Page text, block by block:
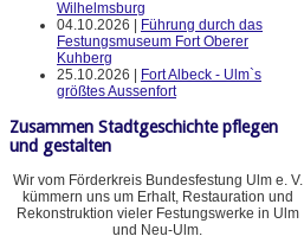
Wilhelmsburg
04.10.2026 |
Führung durch das
Festungsmuseum Fort Oberer
Kuhberg
25.10.2026 |
Fort Albeck - Ulm`s
größtes Aussenfort
Zusammen Stadtgeschichte pflegen
und gestalten
Wir vom Förderkreis Bundesfestung Ulm e. V.
kümmern uns um Erhalt, Restauration und
Rekonstruktion vieler Festungswerke in Ulm
und Neu-Ulm.